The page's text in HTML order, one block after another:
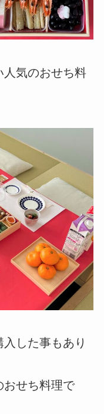
人気のおせち料
した事もあり
おせち料理で